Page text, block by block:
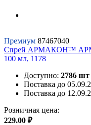
Премиум 87467040
Спрей АРМАКОН™
100 мл, 1178
Доступно: 2786 шт
Поставка до
Поставка до
Розничная цена:
229.00 ₽